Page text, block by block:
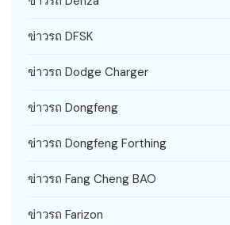
ข่าวรถ DFSK
ข่าวรถ Dodge Charger
ข่าวรถ Dongfeng
ข่าวรถ Dongfeng Forthing
ข่าวรถ Fang Cheng BAO
ข่าวรถ Farizon